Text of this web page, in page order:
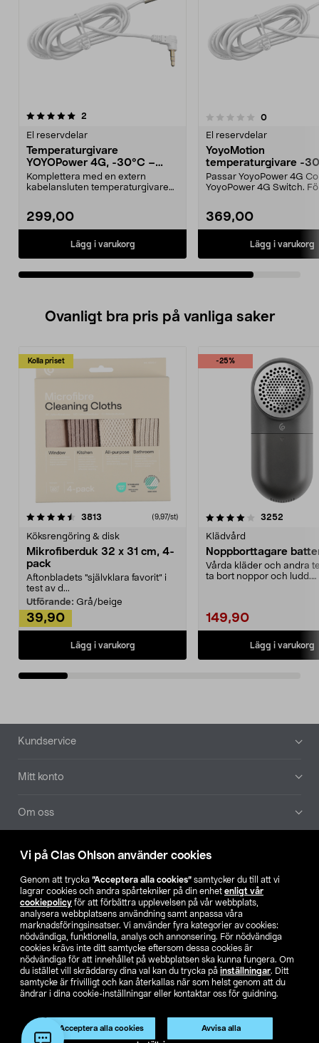
Vi på Clas Ohlson använder cookies
Genom att trycka ”Acceptera alla cookies” samtycker du till att vi
lagrar cookies och andra spårtekniker på din enhet enligt vår
cookiepolicy för att förbättra upplevelsen på vår webbplats,
analysera webbplatsens användning samt anpassa våra
marknadsföringsinsatser. Vi använder fyra kategorier av cookies:
nödvändiga, funktionella, analys och annonsering. För nödvändiga
cookies krävs inte ditt samtycke eftersom dessa cookies är
nödvändiga för att innehållet på webbplatsen ska kunna fungera. Om
du istället vill skräddarsy dina val kan du trycka på inställningar. Ditt
samtycke är frivilligt och kan återkallas när som helst genom att du
ändrar i dina cookie-inställningar eller kontaktar oss för guidning.
Acceptera alla cookies Avvisa alla
2
El reservdelar
Temperaturgivare
YOYOPower 4G, -30°C –
+100°C, 2 meter kabel
Komplettera med en extern
kabelansluten temperaturgivare
299,00
Lägg i varukorg
0.0 av 5 stjärnor 0recensioner
El reservdelar
YoyoMotion
temperaturgivare -
+100 grader, 5 m
Passar YoyoPower 4G
YoyoPower 4G Switch.
369,00
Lägg i varukorg
Ovanligt bra pris på vanliga saker
Kolla priset
3813 (9,97/st)
Köksrengöring & disk
Mikrofiberduk 32 x 31 cm, 4-
pack
Aftonbladets "självklara favorit” i
test av d...
Utförande: Grå/beige
39,90
Lägg i varukorg
-25%
4.0av 5 stjärnor 3252
Klädvård
Noppborttagare
Vårda kläder och andra
ta bort noppor och ludd.
149,90
Lägg i varukorg
4.5av 5 stjärnor
Sidfot
Kundservice
Mitt konto
Om oss
Aktuellt
Våra bolag
Hitta butik
SE NO FI